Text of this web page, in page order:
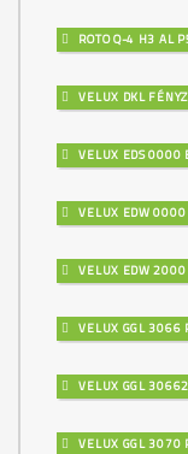
ROTO Q-4 H3 AL
VELUX DKL
VELUX EDS 0000
VELUX EDW 0000
VELUX EDW 2000
VELUX GGL 3066
VELUX GGL
VELUX GGL 3070